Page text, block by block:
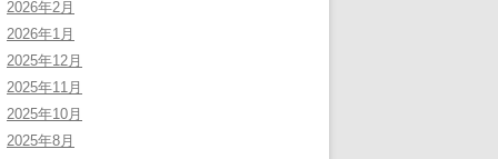
2026年2月
2026年1月
2025年12月
2025年11月
2025年10月
2025年8月